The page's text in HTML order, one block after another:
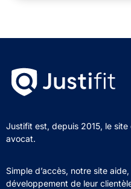
Justifit est, depuis 2015, le
avocat.
Simple d’accès, notre site
développement de leur